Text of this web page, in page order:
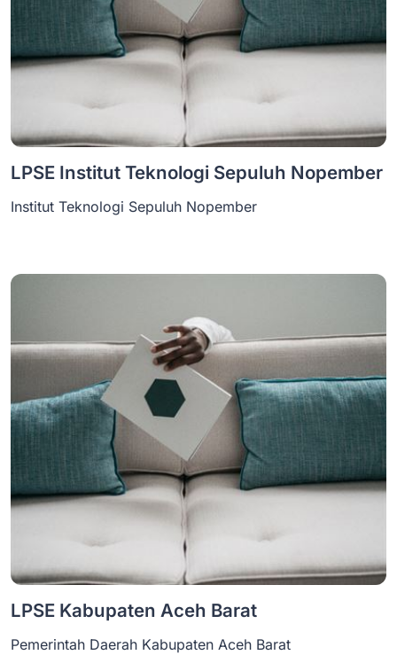
LPSE Institut Teknologi Sepuluh Nopember
Institut Teknologi Sepuluh Nopember
LPSE Kabupaten Aceh Barat
Pemerintah Daerah Kabupaten Aceh Barat